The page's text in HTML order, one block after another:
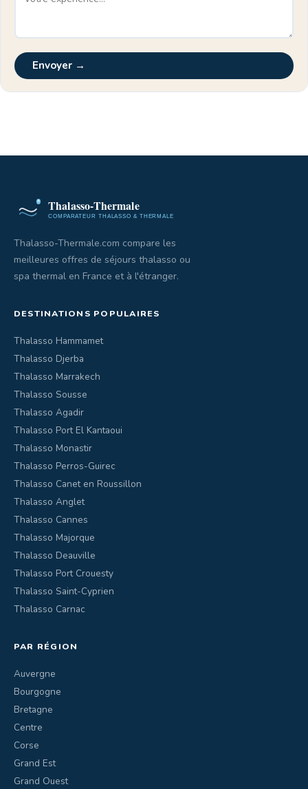
Envoyer →
Thalasso-Thermale.com compare les
meilleures offres de séjours thalasso ou
spa thermal en France et à l'étranger.
DESTINATIONS POPULAIRES
Thalasso Hammamet
Thalasso Djerba
Thalasso Marrakech
Thalasso Sousse
Thalasso Agadir
Thalasso Port El Kantaoui
Thalasso Monastir
Thalasso Perros-Guirec
Thalasso Canet en Roussillon
Thalasso Anglet
Thalasso Cannes
Thalasso Majorque
Thalasso Deauville
Thalasso Port Crouesty
Thalasso Saint-Cyprien
Thalasso Carnac
PAR RÉGION
Auvergne
Bourgogne
Bretagne
Centre
Corse
Grand Est
Grand Ouest